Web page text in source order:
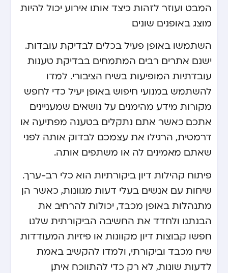
המבט ועוזר לזהות כיצד אותו אירוע יכול להיות
מוצג באופנים שונים.
השתמשו באופן פעיל בכלים לבדיקת עובדות.
ישנם אתרים רבים המתמחים בבדיקת טענות
עובדתיות המופיעות בשיח הציבורי. למדו
להשתמש במנועי חיפוש באופן יעיל כדי לחפש
מקורות מידע מהימנים על נושאים שמעניינים
אתכם. כאשר אתם נתקלים בטענה מפתיעה או
דרמטית, הרגילו את עצמכם לבדוק אותה לפני
שאתם מאמינים לה או משתפים אותה.
פיתוח קהילות דיון ביקורתיות הוא כלי רב-ערך.
שיחות עם אנשים בעלי דעות מגוונות, כאשר הן
מתנהלות באופן מכבד, יכולות להרחיב את
הבנתנו ולחדד את החשיבה הביקורתית שלנו.
חפשו קבוצות דיון מקוונות או פיזיות המעודדות
שיח מכבד וביקורתי, ולמדו להקשיב באמת
לדעות שונות, לא רק כדי להתווכח איתן.